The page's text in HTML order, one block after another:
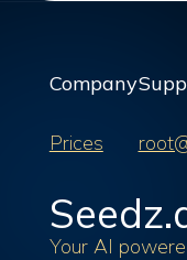
Company
Prices
Your AI